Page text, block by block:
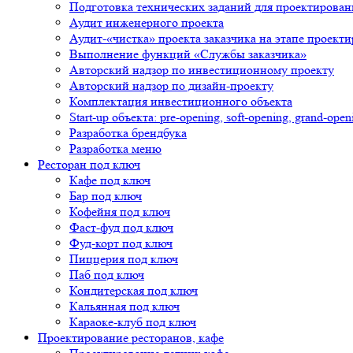
Подготовка технических заданий для
Аудит инженерного проекта
Аудит-«чистка» проекта заказчика на этапе
Выполнение функций «Службы заказчика»
Авторский надзор по инвестиционному проекту
Авторский надзор по дизайн-проекту
Комплектация инвестиционного объекта
Start-up объекта: pre-opening, soft-opening, grand-
Разработка брендбука
Разработка меню
Ресторан под ключ
Кафе под ключ
Бар под ключ
Кофейня под ключ
Фаст-фуд под ключ
Фуд-корт под ключ
Пиццерия под ключ
Паб под ключ
Кондитерская под ключ
Кальянная под ключ
Караоке-клуб под ключ
Проектирование ресторанов, кафе